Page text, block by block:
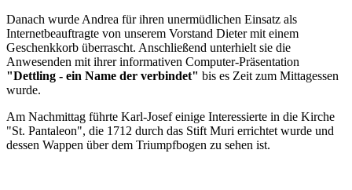
Danach wurde Andrea für ihren unermüdlichen Einsatz als
Internetbeauftragte von unserem Vorstand Dieter mit einem
Geschenkkorb überrascht. Anschließend unterhielt sie die
Anwesenden mit ihrer informativen Computer-Präsentation
"Dettling - ein Name der verbindet" bis es Zeit zum Mittagessen
wurde.
Am Nachmittag führte Karl-Josef einige Interessierte in die Kirche
"St. Pantaleon", die 1712 durch das Stift Muri errichtet wurde und
dessen Wappen über dem Triumpfbogen zu sehen ist.